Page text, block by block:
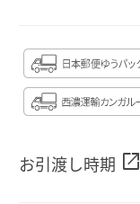
お引渡し時期 open_in_new